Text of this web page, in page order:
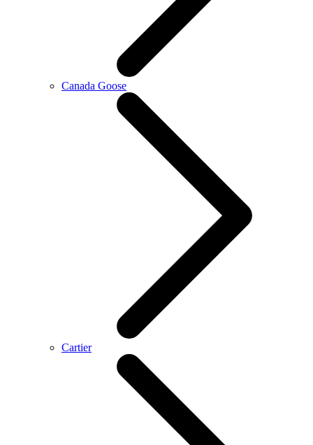
Canada Goose
Cartier